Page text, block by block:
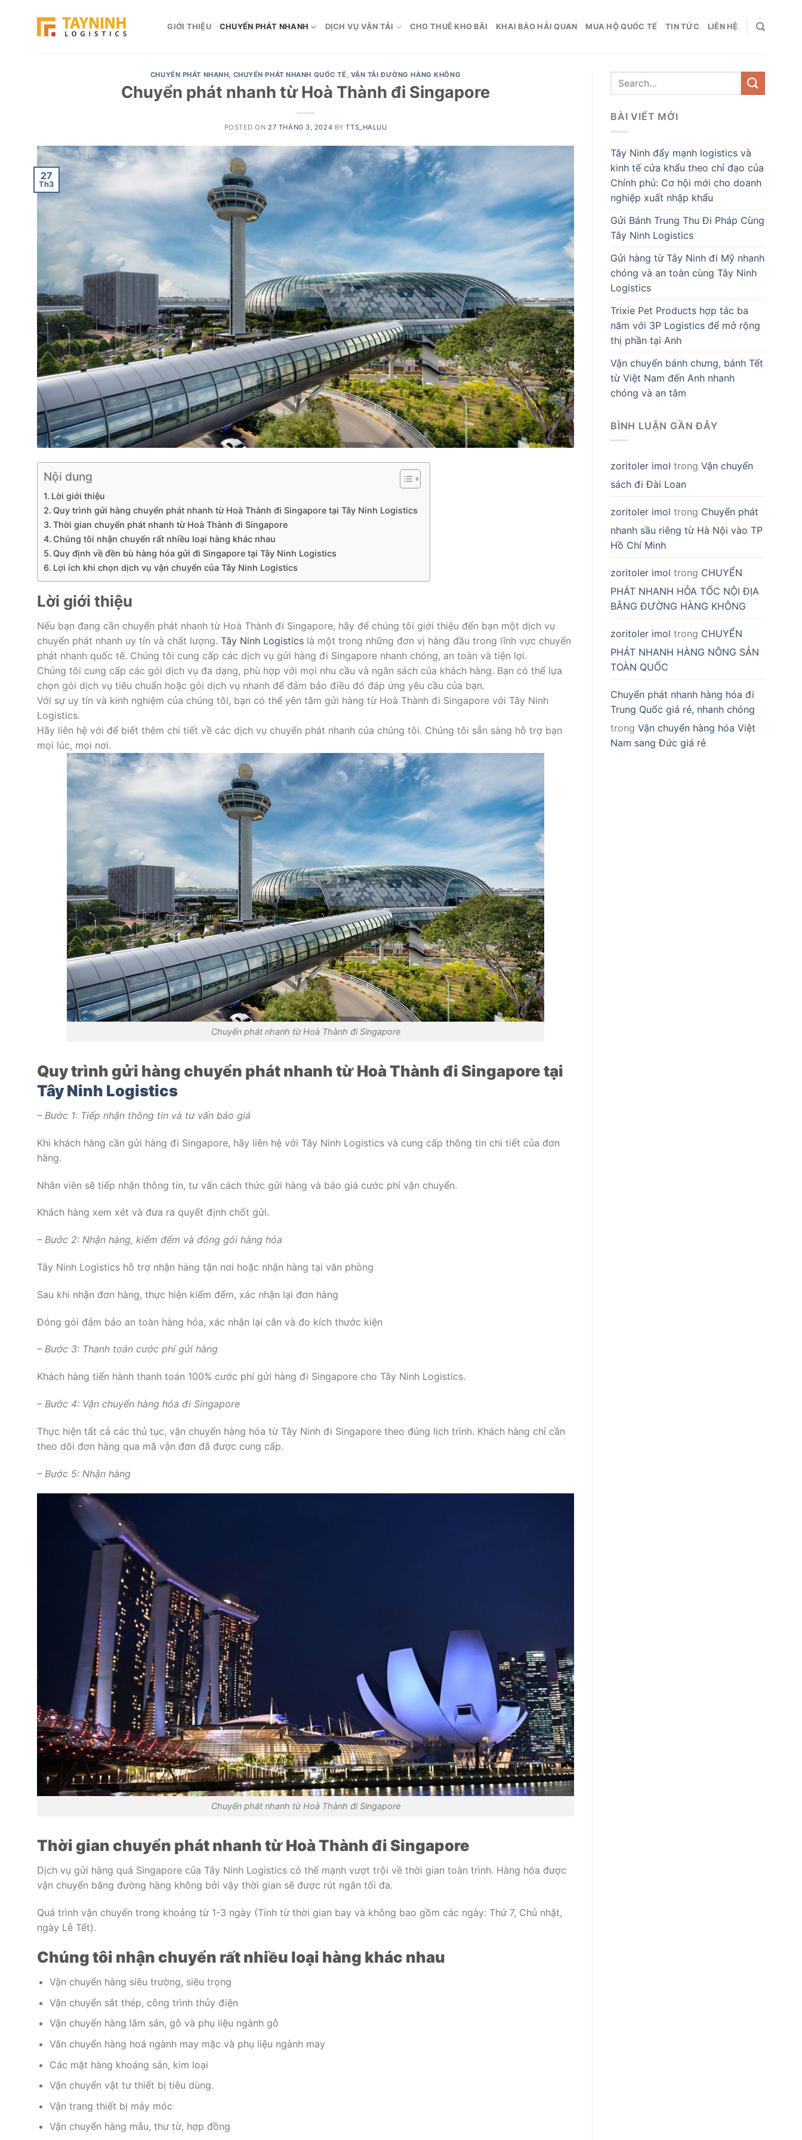
GIỚI THIỆU CHUYỂN PHÁT NHANH DỊCH VỤ VẬN TẢI CHO THUÊ KHO BÃI KHAI BÁO HẢI QUAN MUA HỘ QUỐC TẾ TIN TỨC LIÊN HỆ
CHUYỂN PHÁT NHANH, CHUYỂN PHÁT NHANH QUỐC TẾ, VẬN TẢI ĐƯỜNG HÀNG KHÔNG
Chuyển phát nhanh từ Hoà Thành đi Singapore
POSTED ON 27 THÁNG 3, 2024 BYTTS_HALUU
27
Th3
Nội dung
Lời giới thiệu
Quy trình gửi hàng chuyển phát nhanh từ Hoà Thành đi Singapore tại Tây Ninh Logistics
Thời gian chuyển phát nhanh từ Hoà Thành đi Singapore
Chúng tôi nhận chuyển rất nhiều loại hàng khác nhau
Quy định về đền bù hàng hóa gửi đi Singapore tại Tây Ninh Logistics
Lợi ích khi chọn dịch vụ vận chuyển của Tây Ninh Logistics
Lời giới thiệu
Nếu bạn đang cần chuyển phát nhanh từ Hoà Thành đi Singapore, hãy để chúng tôi giới thiệu đến bạn một dịch vụ
chuyển phát nhanh uy tín và chất lượng. Tây Ninh Logistics là một trong những đơn vị hàng đầu trong lĩnh vực chuyển
phát nhanh quốc tế. Chúng tôi cung cấp các dịch vụ gửi hàng đi Singapore nhanh chóng, an toàn và tiện lợi.
Chúng tôi cung cấp các gói dịch vụ đa dạng, phù hợp với mọi nhu cầu và ngân sách của khách hàng. Bạn có thể lựa
chọn gói dịch vụ tiêu chuẩn hoặc gói dịch vụ nhanh để đảm bảo điều đó đáp ứng yêu cầu của bạn.
Với sự uy tín và kinh nghiệm của chúng tôi, bạn có thể yên tâm gửi hàng từ Hoà Thành đi Singapore với Tây Ninh
Logistics.
Hãy liên hệ với để biết thêm chi tiết về các dịch vụ chuyển phát nhanh của chúng tôi. Chúng tôi sẵn sàng hỗ trợ bạn
mọi lúc, mọi nơi.
Chuyển phát nhanh từ Hoà Thành đi Singapore
Quy trình gửi hàng chuyển phát nhanh từ Hoà Thành đi Singapore tại
Tây Ninh Logistics
– Bước 1: Tiếp nhận thông tin và tư vấn báo giá
Khi khách hàng cần gửi hàng đi Singapore, hãy liên hệ với Tây Ninh Logistics và cung cấp thông tin chi tiết của đơn
hàng.
Nhân viên sẽ tiếp nhận thông tin, tư vấn cách thức gửi hàng và báo giá cước phí vận chuyển.
Khách hàng xem xét và đưa ra quyết định chốt gửi.
– Bước 2: Nhận hàng, kiểm đếm và đóng gói hàng hóa
Tây Ninh Logistics hỗ trợ nhận hàng tận nơi hoặc nhận hàng tại văn phòng
Sau khi nhận đơn hàng, thực hiện kiểm đếm, xác nhận lại đơn hàng
Đóng gói đảm bảo an toàn hàng hóa, xác nhận lại cân và đo kích thước kiện
– Bước 3: Thanh toán cước phí gửi hàng
Khách hàng tiến hành thanh toán 100% cước phí gửi hàng đi Singapore cho Tây Ninh Logistics.
– Bước 4: Vận chuyển hàng hóa đi Singapore
Thực hiện tất cả các thủ tục, vận chuyển hàng hóa từ Tây Ninh đi Singapore theo đúng lịch trình. Khách hàng chỉ cần
theo dõi đơn hàng qua mã vận đơn đã được cung cấp.
– Bước 5: Nhận hàng
Chuyển phát nhanh từ Hoà Thành đi Singapore
Thời gian chuyển phát nhanh từ Hoà Thành đi Singapore
Dịch vụ gửi hàng quá Singapore của Tây Ninh Logistics có thế mạnh vượt trội về thời gian toàn trình. Hàng hóa được
vận chuyển bằng đường hàng không bởi vậy thời gian sẽ được rút ngắn tối đa.
Quá trình vận chuyển trong khoảng từ 1-3 ngày (Tính từ thời gian bay và không bao gồm các ngày: Thứ 7, Chủ nhật,
ngày Lễ Tết).
Chúng tôi nhận chuyển rất nhiều loại hàng khác nhau
Vận chuyển hàng siêu trường, siêu trọng
Vận chuyển sắt thép, công trình thủy điện
Vận chuyển hàng lâm sản, gỗ và phụ liệu ngành gỗ
Vân chuyển hàng hoá ngành may mặc và phụ liệu ngành may
Các mặt hàng khoáng sản, kim loại
Vận chuyển vật tư thiết bị tiêu dùng.
Vận trang thiết bị máy móc
Vận chuyển hàng mẫu, thư từ, hợp đồng
BÀI VIẾT MỚI
Tây Ninh đẩy mạnh logistics và
kinh tế cửa khẩu theo chỉ đạo của
Chính phủ: Cơ hội mới cho doanh
nghiệp xuất nhập khẩu
Gửi Bánh Trung Thu Đi Pháp Cùng
Tây Ninh Logistics
Gửi hàng từ Tây Ninh đi Mỹ nhanh
chóng và an toàn cùng Tây Ninh
Logistics
Trixie Pet Products hợp tác ba
năm với 3P Logistics để mở rộng
thị phần tại Anh
Vận chuyển bánh chưng, bánh Tết
từ Việt Nam đến Anh nhanh
chóng và an tâm
BÌNH LUẬN GẦN ĐÂY
zoritoler imol trong Vận chuyển
sách đi Đài Loan
zoritoler imol trong Chuyển phát
nhanh sầu riêng từ Hà Nội vào TP
Hồ Chí Minh
zoritoler imol trong CHUYỂN
PHÁT NHANH HỎA TỐC NỘI ĐỊA
BẰNG ĐƯỜNG HÀNG KHÔNG
zoritoler imol trong CHUYỂN
PHÁT NHANH HÀNG NÔNG SẢN
TOÀN QUỐC
Chuyển phát nhanh hàng hóa đi
Trung Quốc giá rẻ, nhanh chóng
trong Vận chuyển hàng hóa Việt
Nam sang Đức giá rẻ